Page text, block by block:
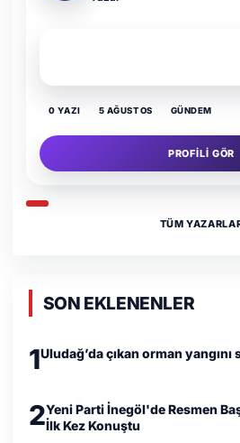
0 YAZI 16 TEMMUZ GÜNDEM
PROFILI GÖR
TÜM
SON EKLENENLER
1Uludağ’da çıkan orman
2Yeni Parti İnegöl'de Resmen
İlk Kez Konuştu